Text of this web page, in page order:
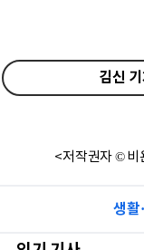
김신
<저작권자 © 비
생활